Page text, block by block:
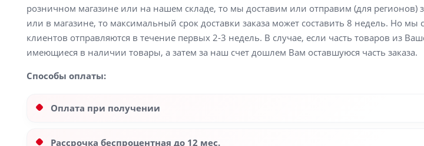
розничном магазине или на нашем складе, то мы доставим или отправим (для регионов)
или в магазине, то максимальный срок доставки заказа может составить 8 недель. Но мы
клиентов отправляются в течение первых 2-3 недель. В случае, если часть товаров из
имеющиеся в наличии товары, а затем за наш счет дошлем Вам оставшуюся часть заказа.
Способы оплаты:
Оплата при получении
Рассрочка беспроцентная до 12 мес.